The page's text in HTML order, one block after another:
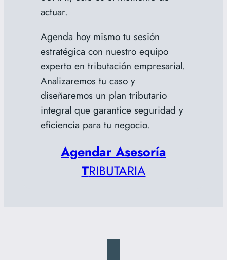
actuar.
Agenda hoy mismo tu sesión
estratégica con nuestro equipo
experto en tributación empresarial.
Analizaremos tu caso y
diseñaremos un plan tributario
integral que garantice seguridad y
eficiencia para tu negocio.
Agendar Asesoría
TRIBUTARIA